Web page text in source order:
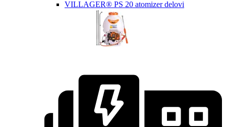
VILLAGER® PS 20 atomizer delovi